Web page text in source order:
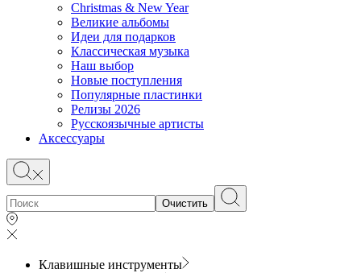
Christmas & New Year
Великие альбомы
Идеи для подарков
Классическая музыка
Наш выбор
Новые поступления
Популярные пластинки
Релизы 2026
Русскоязычные артисты
Аксессуары
Очистить
Клавишные инструменты